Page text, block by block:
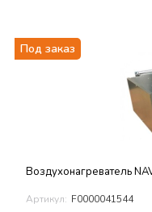
Под заказ
Воздухонагреватель
Артикул: F0000041544